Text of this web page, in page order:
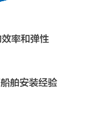
率和弹性
舶安装经验